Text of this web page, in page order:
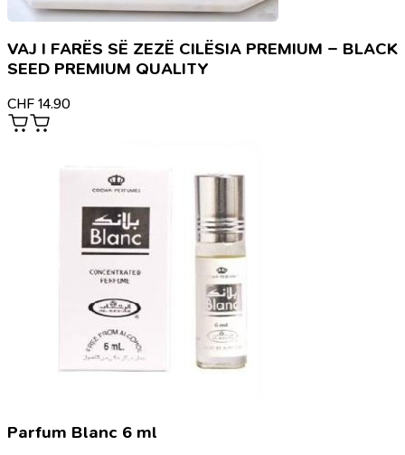
VAJ I FARËS SË ZEZË CILËSIA PREMIUM – BLACK
SEED PREMIUM QUALITY
CHF 14.90
Parfum Blanc 6 ml